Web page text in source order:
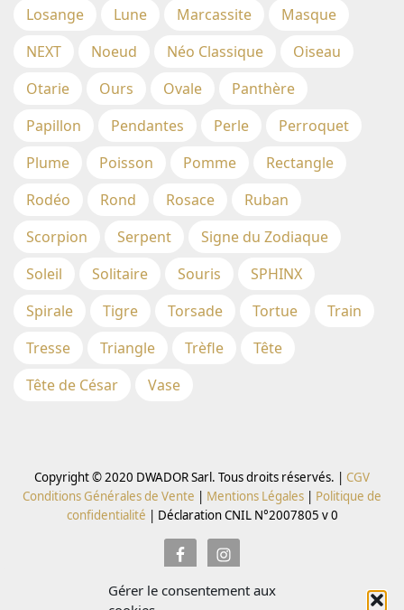
Gérer le consentement aux
Losange
Lune Marcassite
Masque
NEXT
Noeud Néo Classique
Oiseau
Otarie
Ours Ovale
Panthère
Papillon
Pendantes Perle
Perroquet
Plume
Poisson Pomme
Rectangle
Rodéo
Rond Rosace
Ruban
Scorpion
Serpent
Signe du Zodiaque
Soleil
Solitaire Souris
SPHINX
Spirale
Tigre Torsade Tortue
Train
Tresse
Triangle Trèfle
Tête
Tête de César
Vase
Copyright © 2020 DWADOR Sarl. Tous droits réservés. | CGV
Conditions Générales de Vente | Mentions Légales | Politique de
confidentialité | Déclaration CNIL N°2007805 v 0
Inscrivez vous à la Newsletter pour recevoir des codes